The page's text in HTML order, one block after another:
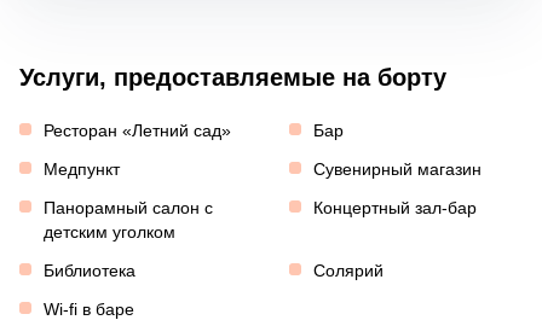
Услуги, предоставляемые на борту
Ресторан «Летний сад»
Бар
Медпункт
Сувенирный магазин
Панорамный салон с
детским уголком
Концертный зал-бар
Библиотека
Солярий
Wi-fi в баре